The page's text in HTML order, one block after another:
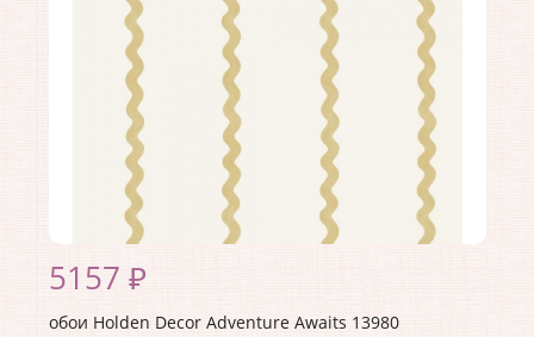
<>
5157 ₽
обои Holden Decor Adventure Awaits 13980